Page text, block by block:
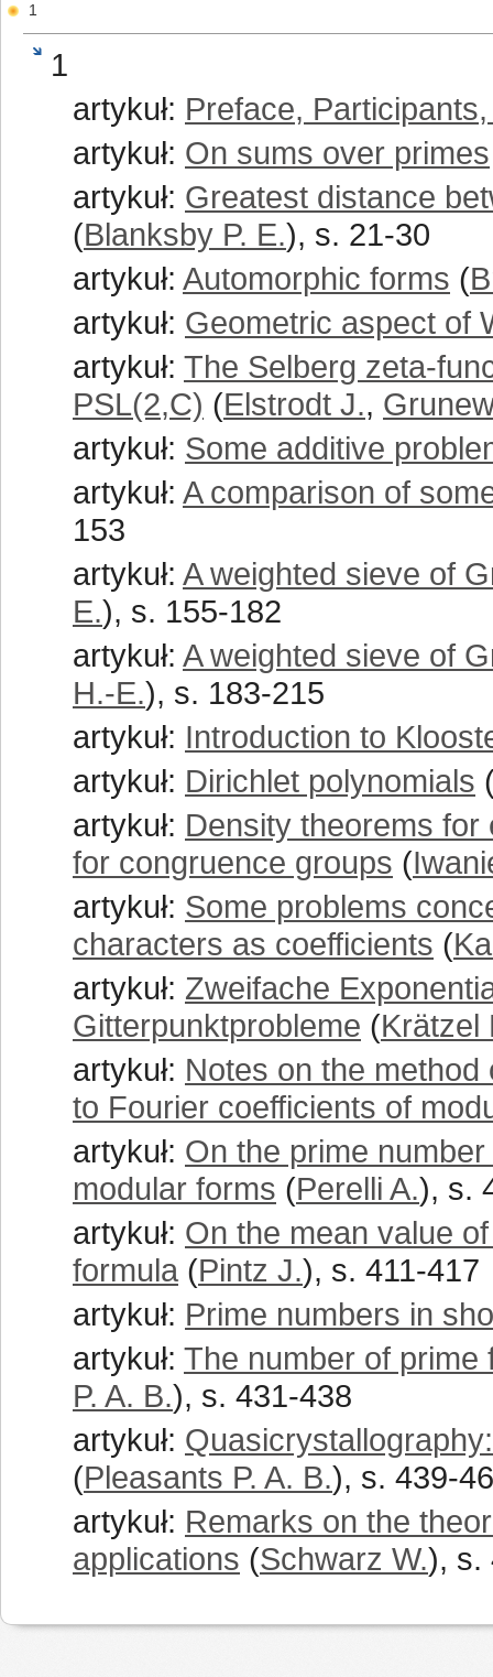
1
1
artykuł: Preface,
artykuł: On sums over primes
artykuł: Greatest distance
(Blanksby P. E.), s. 21-30
artykuł: Automorphic forms (
artykuł: Geometric aspect of
artykuł: The Selberg zeta-
PSL(2,C) (Elstrodt J.,
artykuł: Some additive
artykuł: A comparison of
153
artykuł: A weighted sieve of
E.), s. 155-182
artykuł: A weighted sieve of
H.-E.), s. 183-215
artykuł: Introduction to
artykuł: Dirichlet polynomials
artykuł: Density theorems
for congruence groups (
artykuł: Some problems
characters as coefficients (
artykuł: Zweifache
Gitterpunktprobleme (Krätzel
artykuł: Notes on the
to Fourier coefficients of
artykuł: On the prime
modular forms (Perelli A.), s.
artykuł: On the mean value
formula (Pintz J.), s. 411-417
artykuł: Prime numbers in
artykuł: The number of prime
P. A. B.), s. 431-438
artykuł:
(Pleasants P. A. B.), s. 439-
artykuł: Remarks on the
applications (Schwarz W.), s.